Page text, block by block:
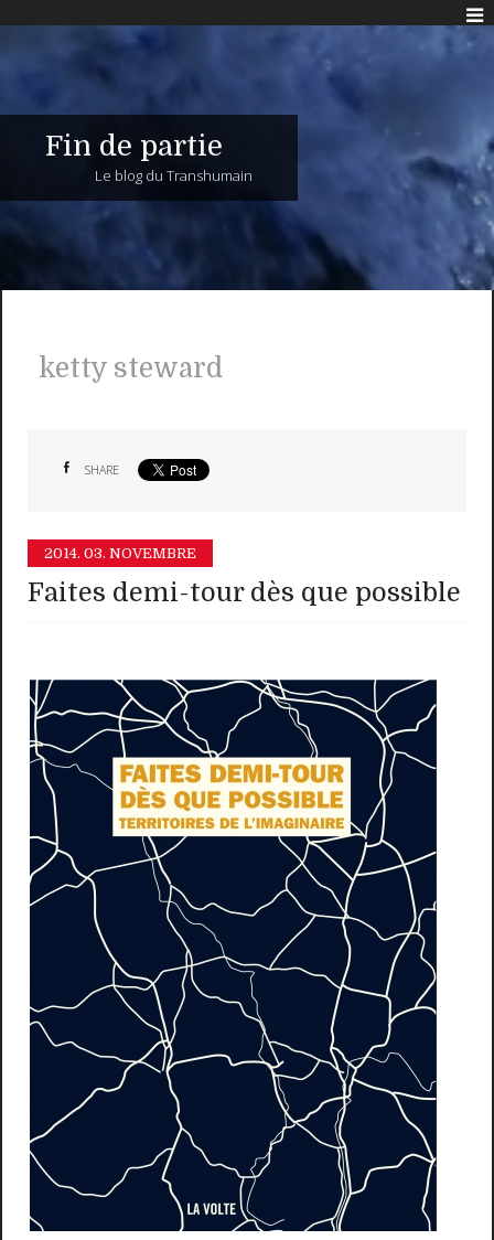
Fin de partie
Le blog du Transhumain
ketty steward
SHARE
2014. 03. NOVEMBRE
Faites demi-tour dès que possible